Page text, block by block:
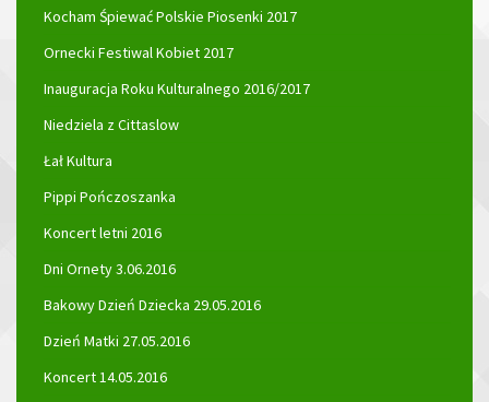
Kocham Śpiewać Polskie Piosenki 2017
Ornecki Festiwal Kobiet 2017
Inauguracja Roku Kulturalnego 2016/2017
Niedziela z Cittaslow
Łał Kultura
Pippi Pończoszanka
Koncert letni 2016
Dni Ornety 3.06.2016
Bakowy Dzień Dziecka 29.05.2016
Dzień Matki 27.05.2016
Koncert 14.05.2016